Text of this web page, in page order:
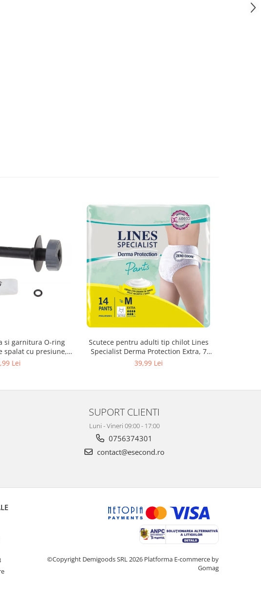
si garnitura O-ring
spalat cu presiune,
047.0, K2, K3, K4
Lei
Scutece pentru adulti tip chilot Lines
Specialist Derma Protection Extra, 7
picaturi, marimea M, 14 bucati
39,99 Lei
SUPORT CLIENTI
Luni - Vineri 09:00 - 17:00
0756374301
contact@esecond.ro
©Copyright Demigoods SRL 2026 Platforma E-commerce by
Gomag